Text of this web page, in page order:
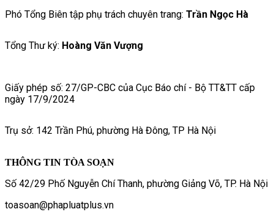
Phó Tổng Biên tập phụ trách chuyên trang: Trần Ngọc Hà
Tổng Thư ký: Hoàng Văn Vượng
Giấy phép số: 27/GP-CBC của Cục Báo chí - Bộ TT&TT cấp
ngày 17/9/2024
Trụ sở: 142 Trần Phú, phường Hà Đông, TP Hà Nội
THÔNG TIN TÒA SOẠN
Số 42/29 Phố Nguyễn Chí Thanh, phường Giảng Võ, TP. Hà Nội
toasoan@phapluatplus.vn